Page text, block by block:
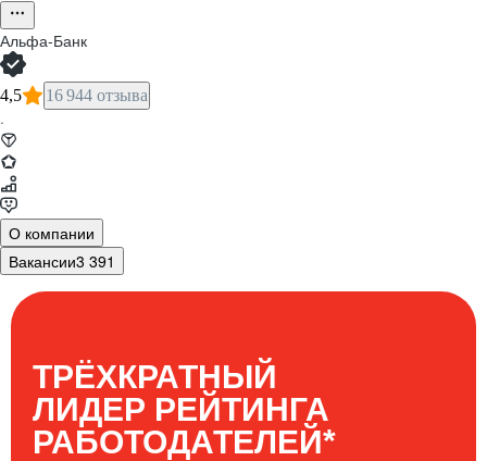
Альфа-Банк
4,5 16 944 отзыва
·
О компании
Вакансии3 391
ТРЁХКРАТНЫЙ
ЛИДЕР РЕЙТИНГА
РАБОТОДАТЕЛЕЙ*